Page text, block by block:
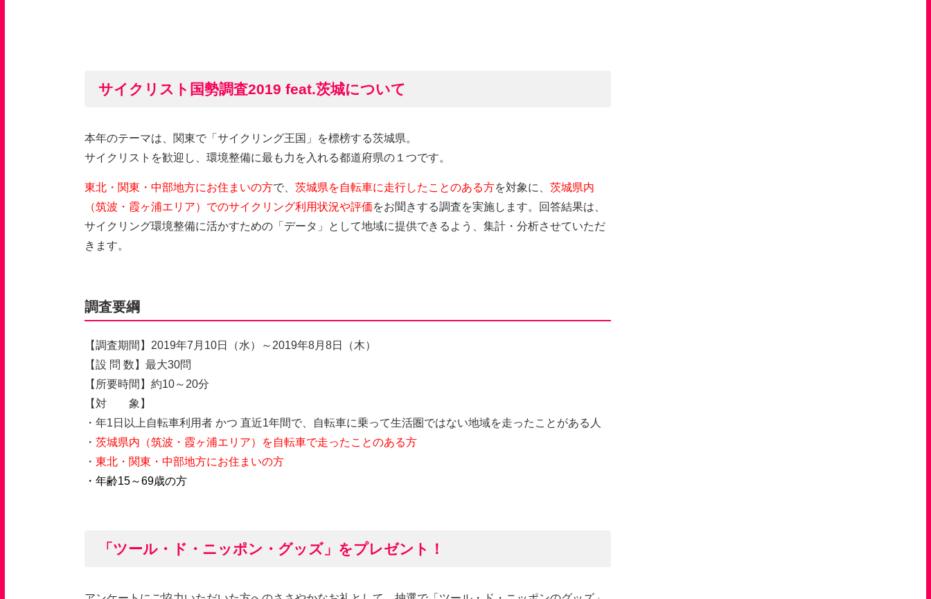
サイクリスト国勢調査2019 feat.茨城について
本年のテーマは、関東で「サイクリング王国」を標榜する茨城県。
サイクリストを歓迎し、環境整備に最も力を入れる都道府県の１つです。
東北・関東・中部地方にお住まいの方で、 茨城県を自転車に走行したことのある方を対象に、 茨城県内
（筑波・霞ヶ浦エリア）でのサイクリング利用状況や評価をお聞きする調査を実施します。回答結果は、
サイクリング環境整備に活かすための「データ」として地域に提供できるよう、集計・分析させていただ
きます。
調査要綱
【調査期間】2019年7月10日（水）～2019年8月8日（木）
【設 問 数】最大30問
【所要時間】約10～20分
【対 象】
・年1日以上自転車利用者 かつ 直近1年間で、自転車に乗って生活圏ではない地域を走ったことがある人
・ 茨城県内（筑波・霞ヶ浦エリア）を自転車で走ったことのある方
・ 東北・関東・中部地方にお住まいの方
・年齢15～69歳の方
「ツール・ド・ニッポン・グッズ」をプレゼント！